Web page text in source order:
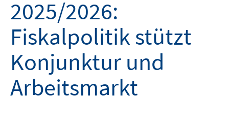
2025/2026:
Fiskalpolitik stützt
Konjunktur und
Arbeitsmarkt